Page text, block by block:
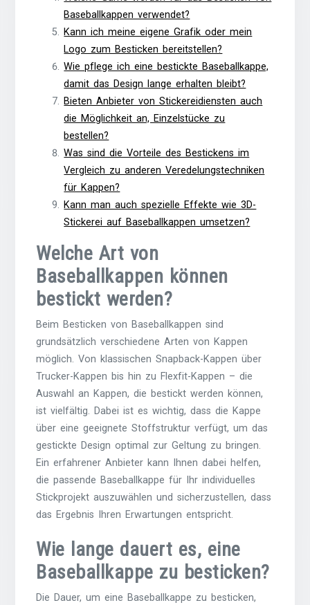
Baseballkappen verwendet?
Kann ich meine eigene Grafik oder mein
Logo zum Besticken bereitstellen?
Wie pflege ich eine bestickte Baseballkappe,
damit das Design lange erhalten bleibt?
Bieten Anbieter von Stickereidiensten auch
die Möglichkeit an, Einzelstücke zu
bestellen?
Was sind die Vorteile des Bestickens im
Vergleich zu anderen Veredelungstechniken
für Kappen?
Kann man auch spezielle Effekte wie 3D-
Stickerei auf Baseballkappen umsetzen?
Welche Art von
Baseballkappen können
bestickt werden?
Beim Besticken von Baseballkappen sind
grundsätzlich verschiedene Arten von Kappen
möglich. Von klassischen Snapback-Kappen über
Trucker-Kappen bis hin zu Flexfit-Kappen – die
Auswahl an Kappen, die bestickt werden können,
ist vielfältig. Dabei ist es wichtig, dass die Kappe
über eine geeignete Stoffstruktur verfügt, um das
gestickte Design optimal zur Geltung zu bringen.
Ein erfahrener Anbieter kann Ihnen dabei helfen,
die passende Baseballkappe für Ihr individuelles
Stickprojekt auszuwählen und sicherzustellen, dass
das Ergebnis Ihren Erwartungen entspricht.
Wie lange dauert es, eine
Baseballkappe zu besticken?
Die Dauer, um eine Baseballkappe zu besticken,